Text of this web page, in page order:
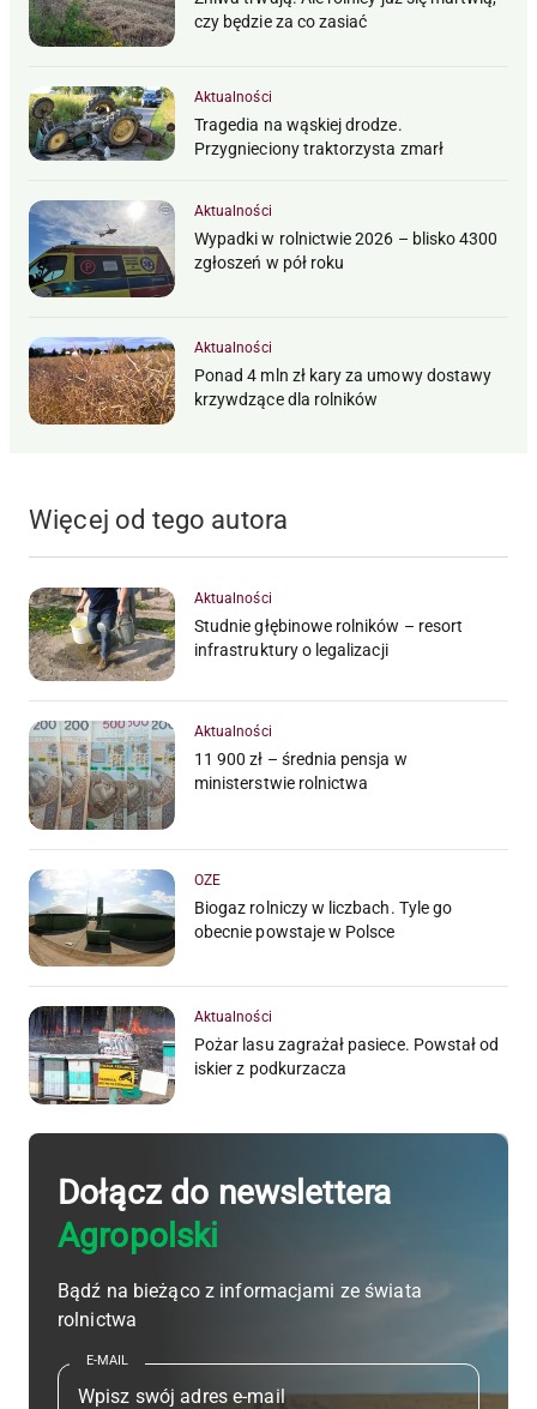
czy będzie za co zasiać
Aktualności
Tragedia na wąskiej drodze.
Przygnieciony traktorzysta zmarł
Aktualności
Wypadki w rolnictwie 2026 – blisko 4300
zgłoszeń w pół roku
Aktualności
Ponad 4 mln zł kary za umowy dostawy
krzywdzące dla rolników
Więcej od tego autora
Aktualności
Studnie głębinowe rolników – resort
infrastruktury o legalizacji
Aktualności
11 900 zł – średnia pensja w
ministerstwie rolnictwa
OZE
Biogaz rolniczy w liczbach. Tyle go
obecnie powstaje w Polsce
Aktualności
Pożar lasu zagrażał pasiece. Powstał od
iskier z podkurzacza
Dołącz do newslettera
Agropolski
Bądź na bieżąco z informacjami ze świata
rolnictwa
E-MAIL